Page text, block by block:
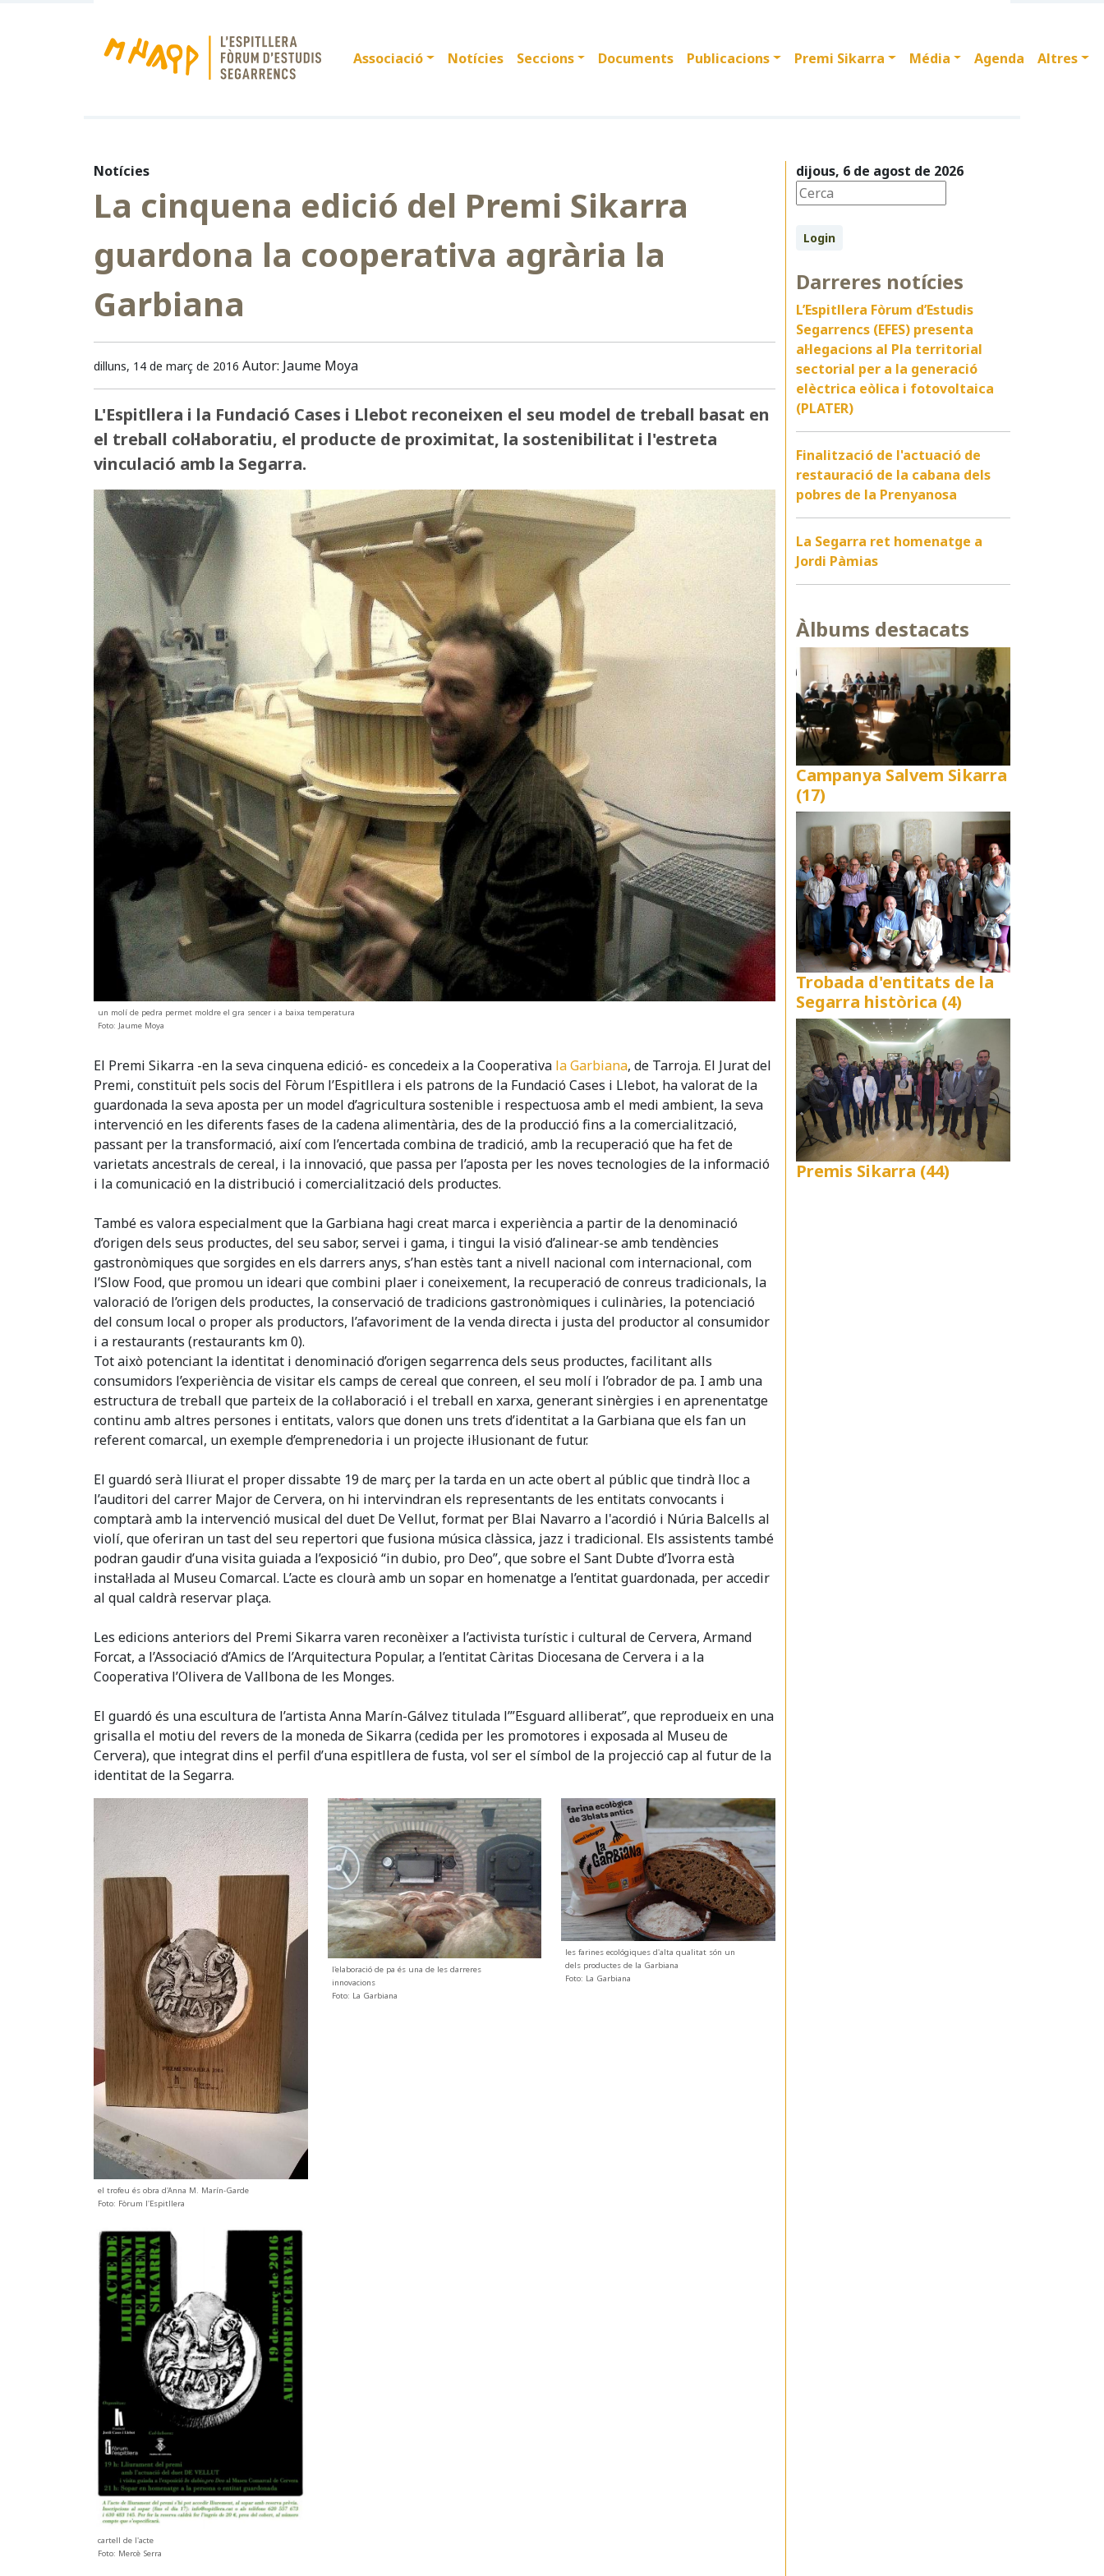
Associació Notícies Seccions Documents Publicacions Premi Sikarra Média Agenda Altres
Notícies
La cinquena edició del Premi Sikarra
guardona la cooperativa agrària la
Garbiana
dilluns, 14 de març de 2016 Autor: Jaume Moya
L'Espitllera i la Fundació Cases i Llebot reconeixen el seu model de treball basat en
el treball col·laboratiu, el producte de proximitat, la sostenibilitat i l'estreta
vinculació amb la Segarra.
un molí de pedra permet moldre el gra sencer i a baixa temperatura
Foto: Jaume Moya
El Premi Sikarra -en la seva cinquena edició- es concedeix a la Cooperativa la Garbiana, de Tarroja. El Jurat del
Premi, constituït pels socis del Fòrum l’Espitllera i els patrons de la Fundació Cases i Llebot, ha valorat de la
guardonada la seva aposta per un model d’agricultura sostenible i respectuosa amb el medi ambient, la seva
intervenció en les diferents fases de la cadena alimentària, des de la producció fins a la comercialització,
passant per la transformació, així com l’encertada combina de tradició, amb la recuperació que ha fet de
varietats ancestrals de cereal, i la innovació, que passa per l’aposta per les noves tecnologies de la informació
i la comunicació en la distribució i comercialització dels productes.
També es valora especialment que la Garbiana hagi creat marca i experiència a partir de la denominació
d’origen dels seus productes, del seu sabor, servei i gama, i tingui la visió d’alinear-se amb tendències
gastronòmiques que sorgides en els darrers anys, s’han estès tant a nivell nacional com internacional, com
l’Slow Food, que promou un ideari que combini plaer i coneixement, la recuperació de conreus tradicionals, la
valoració de l’origen dels productes, la conservació de tradicions gastronòmiques i culinàries, la potenciació
del consum local o proper als productors, l’afavoriment de la venda directa i justa del productor al consumidor
i a restaurants (restaurants km 0).
Tot això potenciant la identitat i denominació d’origen segarrenca dels seus productes, facilitant alls
consumidors l’experiència de visitar els camps de cereal que conreen, el seu molí i l’obrador de pa. I amb una
estructura de treball que parteix de la col·laboració i el treball en xarxa, generant sinèrgies i en aprenentatge
continu amb altres persones i entitats, valors que donen uns trets d’identitat a la Garbiana que els fan un
referent comarcal, un exemple d’emprenedoria i un projecte il·lusionant de futur.
El guardó serà lliurat el proper dissabte 19 de març per la tarda en un acte obert al públic que tindrà lloc a
l’auditori del carrer Major de Cervera, on hi intervindran els representants de les entitats convocants i
comptarà amb la intervenció musical del duet De Vellut, format per Blai Navarro a l'acordió i Núria Balcells al
violí, que oferiran un tast del seu repertori que fusiona música clàssica, jazz i tradicional. Els assistents també
podran gaudir d’una visita guiada a l’exposició “in dubio, pro Deo”, que sobre el Sant Dubte d’Ivorra està
instal·lada al Museu Comarcal. L’acte es clourà amb un sopar en homenatge a l’entitat guardonada, per accedir
al qual caldrà reservar plaça.
Les edicions anteriors del Premi Sikarra varen reconèixer a l’activista turístic i cultural de Cervera, Armand
Forcat, a l’Associació d’Amics de l’Arquitectura Popular, a l’entitat Càritas Diocesana de Cervera i a la
Cooperativa l’Olivera de Vallbona de les Monges.
El guardó és una escultura de l’artista Anna Marín-Gálvez titulada l’”Esguard alliberat”, que reprodueix en una
grisalla el motiu del revers de la moneda de Sikarra (cedida per les promotores i exposada al Museu de
Cervera), que integrat dins el perfil d’una espitllera de fusta, vol ser el símbol de la projecció cap al futur de la
identitat de la Segarra.
el trofeu és obra d'Anna M. Marín-Garde
Foto: Fòrum l'Espitllera
l'elaboració de pa és una de les darreres
innovacions
Foto: La Garbiana
les farines ecológiques d'alta qualitat són un
dels productes de la Garbiana
Foto: La Garbiana
cartell de l'acte
Foto: Mercè Serra
dijous, 6 de agost de 2026
Login
Darreres notícies
L’Espitllera Fòrum d’Estudis
Segarrencs (EFES) presenta
al·legacions al Pla territorial
sectorial per a la generació
elèctrica eòlica i fotovoltaica
(PLATER)
Finalització de l'actuació de
restauració de la cabana dels
pobres de la Prenyanosa
La Segarra ret homenatge a
Jordi Pàmias
Àlbums destacats
Campanya Salvem Sikarra
(17)
Trobada d'entitats de la
Segarra històrica (4)
Premis Sikarra (44)